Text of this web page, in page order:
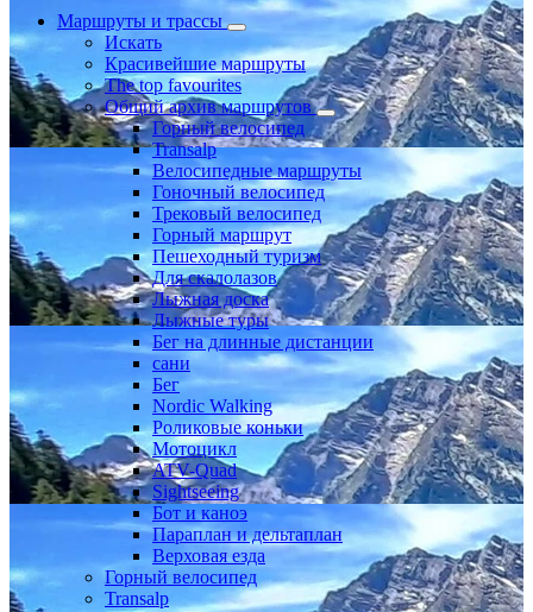
Маршруты и трассы
Искать
Красивейшие маршруты
The top favourites
Общий архив маршрутов
Горный велосипед
Transalp
Велосипедные маршруты
Гоночный велосипед
Трековый велосипед
Горный маршрут
Пешеходный туризм
Для скалолазов
Лыжная доска
Лыжные туры
Бег на длинные дистанции
сани
Бег
Nordic Walking
Роликовые коньки
Мотоцикл
ATV-Quad
Sightseeing
Бот и каноэ
Параплан и дельтаплан
Верховая езда
Горный велосипед
Transalp